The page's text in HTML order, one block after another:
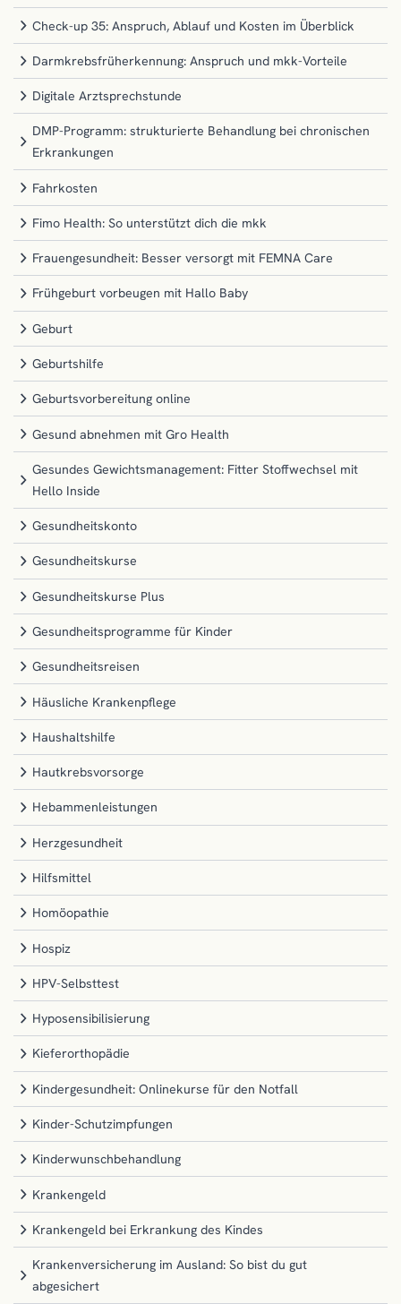
Check-up 35: Anspruch, Ablauf und Kosten im Überblick
Darmkrebsfrüherkennung: Anspruch und mkk-Vorteile
Digitale Arztsprechstunde
DMP-Programm: strukturierte Behandlung bei chronischen
Erkrankungen
Fahrkosten
Fimo Health: So unterstützt dich die mkk
Frauengesundheit: Besser versorgt mit FEMNA Care
Frühgeburt vorbeugen mit Hallo Baby
Geburt
Geburtshilfe
Geburtsvorbereitung online
Gesund abnehmen mit Gro Health
Gesundes Gewichtsmanagement: Fitter Stoffwechsel mit
Hello Inside
Gesundheitskonto
Gesundheitskurse
Gesundheitskurse Plus
Gesundheitsprogramme für Kinder
Gesundheitsreisen
Häusliche Krankenpflege
Haushaltshilfe
Hautkrebsvorsorge
Hebammenleistungen
Herzgesundheit
Hilfsmittel
Homöopathie
Hospiz
HPV-Selbsttest
Hyposensibilisierung
Kieferorthopädie
Kindergesundheit: Onlinekurse für den Notfall
Kinder-Schutzimpfungen
Kinderwunschbehandlung
Krankengeld
Krankengeld bei Erkrankung des Kindes
Krankenversicherung im Ausland: So bist du gut
abgesichert